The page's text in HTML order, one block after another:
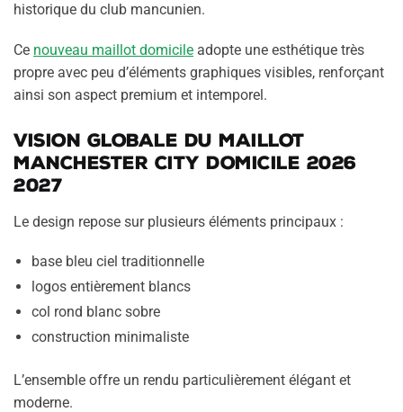
historique du club mancunien.
Ce nouveau maillot domicile adopte une esthétique très
propre avec peu d’éléments graphiques visibles, renforçant
ainsi son aspect premium et intemporel.
Vision globale du maillot
Manchester City domicile 2026
2027
Le design repose sur plusieurs éléments principaux :
base bleu ciel traditionnelle
logos entièrement blancs
col rond blanc sobre
construction minimaliste
L’ensemble offre un rendu particulièrement élégant et
moderne.